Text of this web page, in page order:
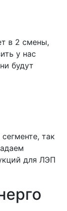
в 2 смены,
у нас
будут
так
для ЛЭП